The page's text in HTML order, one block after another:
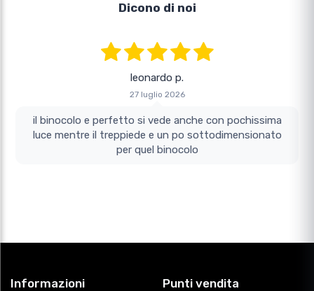
Dicono di noi
leonardo p.
27 luglio 2026
il binocolo e perfetto si vede anche con pochissima
luce mentre il treppiede e un po sottodimensionato
per quel binocolo
Informazioni Punti vendita